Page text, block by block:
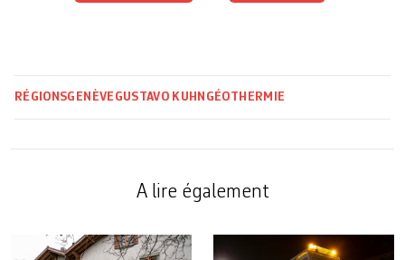
RÉGIONSGENÈVE GUSTAVO KUHN GÉOTHERMIE
A lire également